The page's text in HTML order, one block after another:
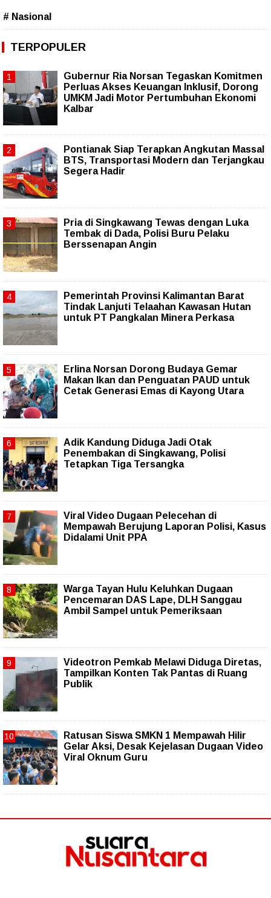
# Nasional
TERPOPULER
Gubernur Ria Norsan Tegaskan Komitmen
Perluas Akses Keuangan Inklusif, Dorong
UMKM Jadi Motor Pertumbuhan Ekonomi
Kalbar
Pontianak Siap Terapkan Angkutan Massal
BTS, Transportasi Modern dan Terjangkau
Segera Hadir
Pria di Singkawang Tewas dengan Luka
Tembak di Dada, Polisi Buru Pelaku
Berssenapan Angin
Pemerintah Provinsi Kalimantan Barat
Tindak Lanjuti Telaahan Kawasan Hutan
untuk PT Pangkalan Minera Perkasa
Erlina Norsan Dorong Budaya Gemar
Makan Ikan dan Penguatan PAUD untuk
Cetak Generasi Emas di Kayong Utara
Adik Kandung Diduga Jadi Otak
Penembakan di Singkawang, Polisi
Tetapkan Tiga Tersangka
Viral Video Dugaan Pelecehan di
Mempawah Berujung Laporan Polisi, Kasus
Didalami Unit PPA
Warga Tayan Hulu Keluhkan Dugaan
Pencemaran DAS Lape, DLH Sanggau
Ambil Sampel untuk Pemeriksaan
Videotron Pemkab Melawi Diduga Diretas,
Tampilkan Konten Tak Pantas di Ruang
Publik
Ratusan Siswa SMKN 1 Mempawah Hilir
Gelar Aksi, Desak Kejelasan Dugaan Video
Viral Oknum Guru